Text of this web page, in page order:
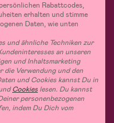
Rabattcodes,
erhalten und stimme
Daten, wie unten
und ähnliche Techniken zur
an unseren
und Inhaltsmarketing
die Verwendung und den
und Cookies kannst Du in
Cookies lesen. Du kannst
personenbezogenen
indem Du Dich vom